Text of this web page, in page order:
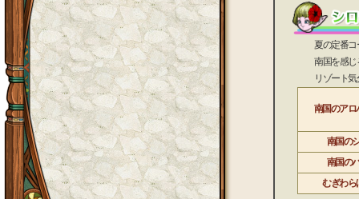
夏の定番コー
南国を感じる
リゾート気分
南国のアロ
南国の
南国の
むぎわら